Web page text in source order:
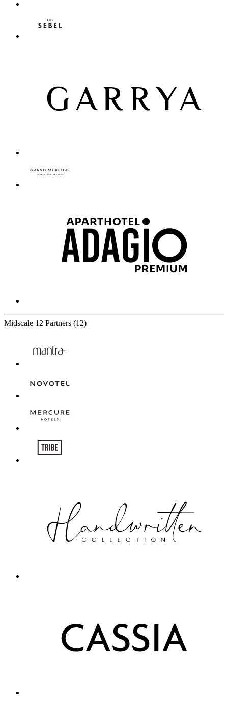
Midscale 12 Partners (12)